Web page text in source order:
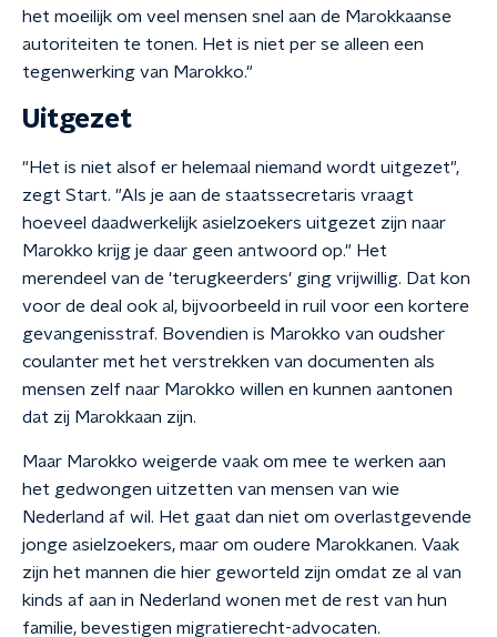
het moeilijk om veel mensen snel aan de Marokkaanse
autoriteiten te tonen. Het is niet per se alleen een
tegenwerking van Marokko."
Uitgezet
"Het is niet alsof er helemaal niemand wordt uitgezet",
zegt Start. "Als je aan de staatssecretaris vraagt
hoeveel daadwerkelijk asielzoekers uitgezet zijn naar
Marokko krijg je daar geen antwoord op." Het
merendeel van de 'terugkeerders' ging vrijwillig. Dat kon
voor de deal ook al, bijvoorbeeld in ruil voor een kortere
gevangenisstraf. Bovendien is Marokko van oudsher
coulanter met het verstrekken van documenten als
mensen zelf naar Marokko willen en kunnen aantonen
dat zij Marokkaan zijn.
Maar Marokko weigerde vaak om mee te werken aan
het gedwongen uitzetten van mensen van wie
Nederland af wil. Het gaat dan niet om overlastgevende
jonge asielzoekers, maar om oudere Marokkanen. Vaak
zijn het mannen die hier geworteld zijn omdat ze al van
kinds af aan in Nederland wonen met de rest van hun
familie, bevestigen migratierecht-advocaten.